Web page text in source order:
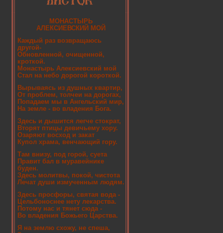
МОНАСТЫРЬ
АЛЕКСИЕВСКИЙ МОЙ
Каждый раз возвращаюсь
другой-
Обновленной, очищенной,
кроткой.
Монастырь Алексиевский мой
Стал на небо дорогой короткой.
Вырываясь из душных квартир,
От проблем, толчеи на дорогах,
Попадаем мы в Ангельский мир,
На земле - во владения Бога.
Здесь и дышится легче стократ,
Вторят птицы девичьему хору.
Озаряют восход и закат
Купол храма, венчающий гору.
Там внизу, под горой, суета
Правит бал в муравейнике
буден.
Здесь молитвы, покой, чистота
Лечат души измученным людям.
Здесь просфоры, святая вода -
Цельбоноснее нету лекарства.
Потому нас и тянет сюда -
Во владения Божьего Царства.
Я на землю схожу, не спеша,